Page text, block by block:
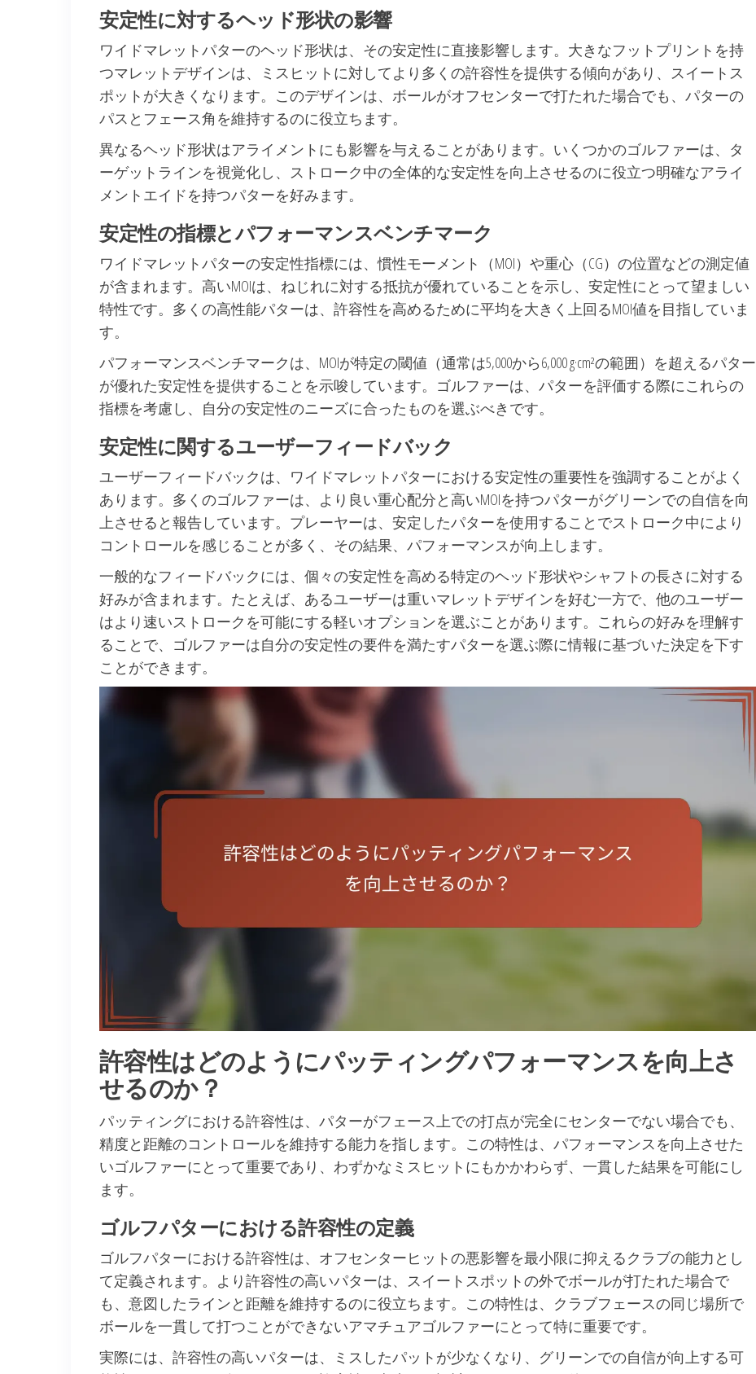
安定性に対するヘッド形状の影響
ワイドマレットパターのヘッド形状は、その安定性に直接影響します。大きなフットプリントを持
つマレットデザインは、ミスヒットに対してより多くの許容性を提供する傾向があり、スイートス
ポットが大きくなります。このデザインは、ボールがオフセンターで打たれた場合でも、パターの
パスとフェース角を維持するのに役立ちます。
異なるヘッド形状はアライメントにも影響を与えることがあります。いくつかのゴルファーは、タ
ーゲットラインを視覚化し、ストローク中の全体的な安定性を向上させるのに役立つ明確なアライ
メントエイドを持つパターを好みます。
安定性の指標とパフォーマンスベンチマーク
ワイドマレットパターの安定性指標には、慣性モーメント（MOI）や重心（CG）の位置などの測定値
が含まれます。高いMOIは、ねじれに対する抵抗が優れていることを示し、安定性にとって望ましい
特性です。多くの高性能パターは、許容性を高めるために平均を大きく上回るMOI値を目指していま
す。
パフォーマンスベンチマークは、MOIが特定の閾値（通常は5,000から6,000 g·cm²の範囲）を超えるパター
が優れた安定性を提供することを示唆しています。ゴルファーは、パターを評価する際にこれらの
指標を考慮し、自分の安定性のニーズに合ったものを選ぶべきです。
安定性に関するユーザーフィードバック
ユーザーフィードバックは、ワイドマレットパターにおける安定性の重要性を強調することがよく
あります。多くのゴルファーは、より良い重心配分と高いMOIを持つパターがグリーンでの自信を向
上させると報告しています。プレーヤーは、安定したパターを使用することでストローク中により
コントロールを感じることが多く、その結果、パフォーマンスが向上します。
一般的なフィードバックには、個々の安定性を高める特定のヘッド形状やシャフトの長さに対する
好みが含まれます。たとえば、あるユーザーは重いマレットデザインを好む一方で、他のユーザー
はより速いストロークを可能にする軽いオプションを選ぶことがあります。これらの好みを理解す
ることで、ゴルファーは自分の安定性の要件を満たすパターを選ぶ際に情報に基づいた決定を下す
ことができます。
許容性はどのようにパッティングパフォーマンスを向上さ
せるのか？
パッティングにおける許容性は、パターがフェース上での打点が完全にセンターでない場合でも、
精度と距離のコントロールを維持する能力を指します。この特性は、パフォーマンスを向上させた
いゴルファーにとって重要であり、わずかなミスヒットにもかかわらず、一貫した結果を可能にし
ます。
ゴルフパターにおける許容性の定義
ゴルフパターにおける許容性は、オフセンターヒットの悪影響を最小限に抑えるクラブの能力とし
て定義されます。より許容性の高いパターは、スイートスポットの外でボールが打たれた場合で
も、意図したラインと距離を維持するのに役立ちます。この特性は、クラブフェースの同じ場所で
ボールを一貫して打つことができないアマチュアゴルファーにとって特に重要です。
実際には、許容性の高いパターは、ミスしたパットが少なくなり、グリーンでの自信が向上する可